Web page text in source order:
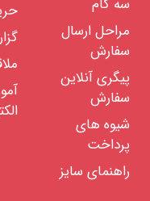
مراحل ارسال
سفارش
پیگری آنلاین
سفارش
شیوه های
پرداخت
راهنمای سایز